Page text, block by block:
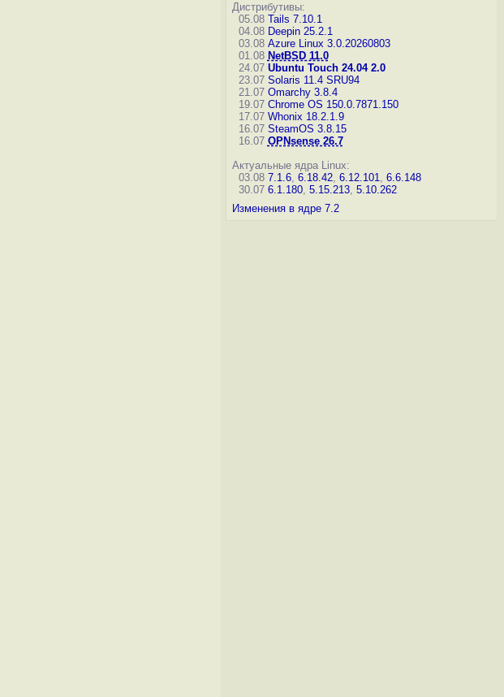
Дистрибутивы:
05.08 Tails 7.10.1
04.08 Deepin 25.2.1
03.08 Azure Linux 3.0.20260803
01.08 NetBSD 11.0
24.07 Ubuntu Touch 24.04 2.0
23.07 Solaris 11.4 SRU94
21.07 Omarchy 3.8.4
19.07 Chrome OS 150.0.7871.150
17.07 Whonix 18.2.1.9
16.07 SteamOS 3.8.15
16.07 OPNsense 26.7
Актуальные ядра Linux:
03.08 7.1.6, 6.18.42, 6.12.101, 6.6.148
30.07 6.1.180, 5.15.213, 5.10.262
Изменения в ядре 7.2